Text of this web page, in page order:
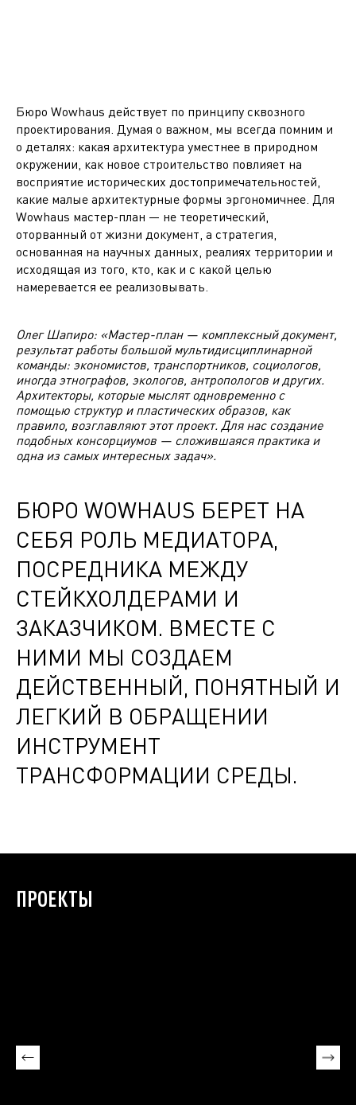
Бюро Wowhaus действует по принципу сквозного
проектирования. Думая о важном, мы всегда помним и
о деталях: какая архитектура уместнее в природном
окружении, как новое строительство повлияет на
восприятие исторических достопримечательностей,
какие малые архитектурные формы эргономичнее. Для
Wowhaus мастер-план — не теоретический,
оторванный от жизни документ, а стратегия,
основанная на научных данных, реалиях территории и
исходящая из того, кто, как и с какой целью
намеревается ее реализовывать.
Олег Шапиро: «Мастер-план — комплексный документ,
результат работы большой мультидисциплинарной
команды: экономистов, транспортников, социологов,
иногда этнографов, экологов, антропологов и других.
Архитекторы, которые мыслят одновременно с
помощью структур и пластических образов, как
правило, возглавляют этот проект. Для нас создание
подобных консорциумов — сложившаяся практика и
одна из самых интересных задач».
БЮРО WOWHAUS БЕРЕТ НА
СЕБЯ РОЛЬ МЕДИАТОРА,
ПОСРЕДНИКА МЕЖДУ
СТЕЙКХОЛДЕРАМИ И
ЗАКАЗЧИКОМ. ВМЕСТЕ С
НИМИ МЫ СОЗДАЕМ
ДЕЙСТВЕННЫЙ, ПОНЯТНЫЙ И
ЛЕГКИЙ В ОБРАЩЕНИИ
ИНСТРУМЕНТ
ТРАНСФОРМАЦИИ СРЕДЫ.
ПРОЕКТЫ